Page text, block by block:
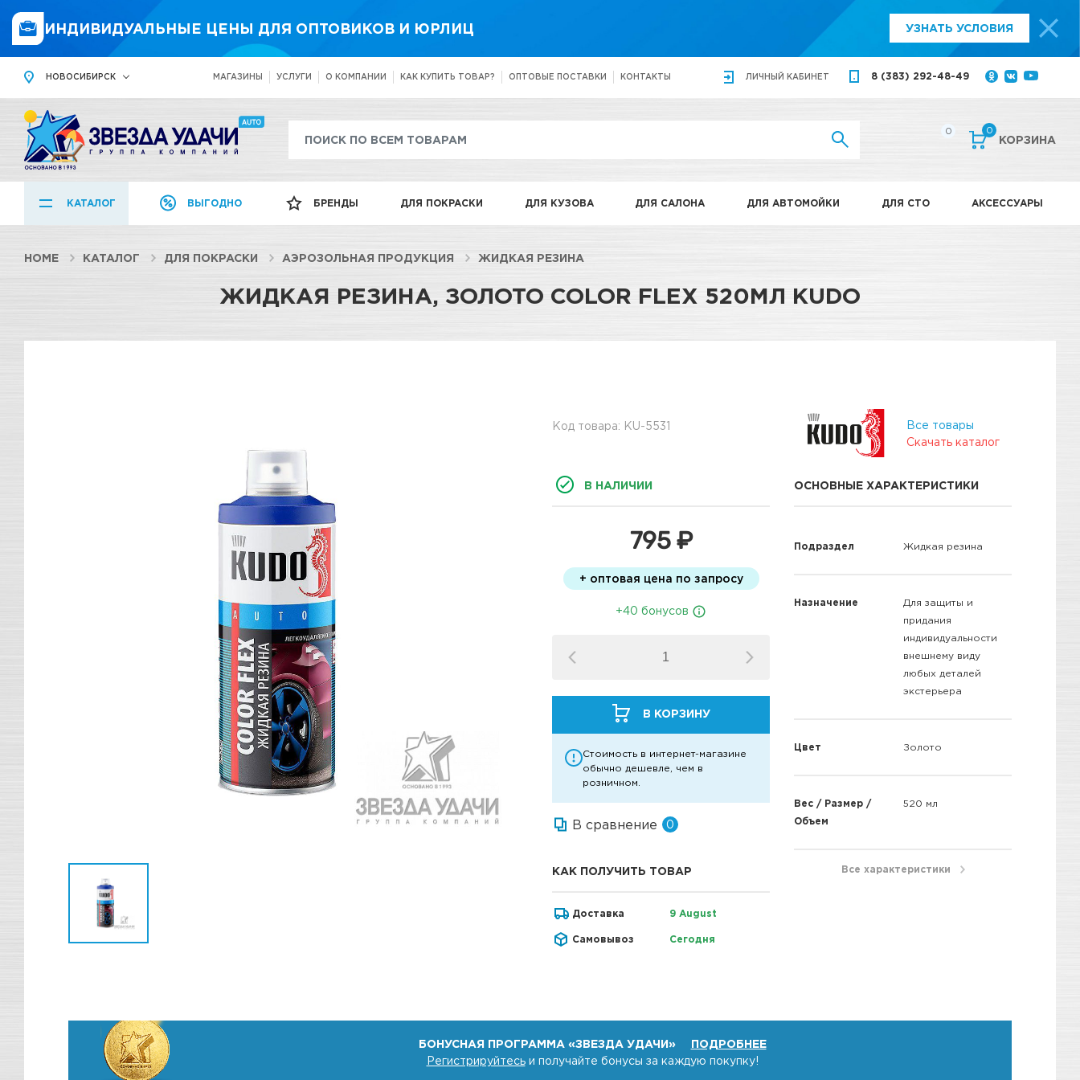
ИНДИВИДУАЛЬНЫЕ ЦЕНЫ ДЛЯ ОПТОВИКОВ И ЮРЛИЦ УЗНАТЬ УСЛОВИЯ
НОВОСИБИРСК МАГАЗИНЫ УСЛУГИ О КОМПАНИИ КАК КУПИТЬ ТОВАР? ОПТОВЫЕ ПОСТАВКИ КОНТАКТЫ ЛИЧНЫЙ КАБИНЕТ 8 (383) 292-48-49
0 0
КОРЗИНА
КАТАЛОГ ВЫГОДНО БРЕНДЫ ДЛЯ ПОКРАСКИ ДЛЯ КУЗОВА ДЛЯ САЛОНА ДЛЯ АВТОМОЙКИ ДЛЯ СТО АКСЕССУАРЫ
HOME КАТАЛОГ ДЛЯ ПОКРАСКИ АЭРОЗОЛЬНАЯ ПРОДУКЦИЯ ЖИДКАЯ РЕЗИНА
ЖИДКАЯ РЕЗИНА, ЗОЛОТО COLOR FLEX 520МЛ KUDO
Код товара: KU-5531
В НАЛИЧИИ
795 ₽
+ оптовая цена по запросу
+40 бонусов
В КОРЗИНУ
Стоимость в интернет-магазине
обычно дешевле, чем в
розничном.
В сравнение 0
КАК ПОЛУЧИТЬ ТОВАР
Доставка 9 August
Самовывоз Сегодня
Все товары
Скачать каталог
ОСНОВНЫЕ ХАРАКТЕРИСТИКИ
Подраздел Жидкая резина
Назначение
Для защиты и
придания
индивидуальности
внешнему виду
любых деталей
экстерьера
Цвет Золото
Вес / Размер /
Объем
520 мл
Все характеристики
БОНУСНАЯ ПРОГРАММА «ЗВЕЗДА УДАЧИ»
ПОДРОБНЕЕ
Регистрируйтесьи получайте бонусы за каждую покупку!